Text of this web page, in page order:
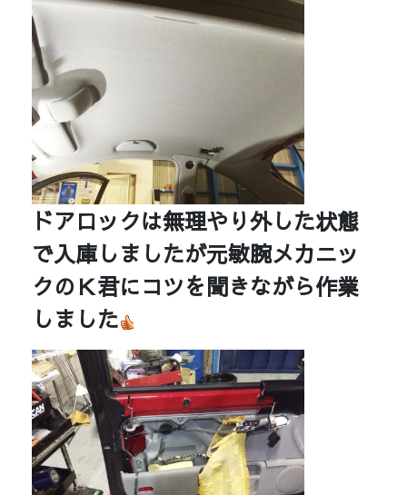
ドアロックは無理やり外した状態
で入庫しましたが元敏腕メカニッ
クのＫ君にコツを聞きながら作業
しました